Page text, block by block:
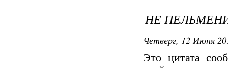
НЕ
Четверг, 12 Июня
Это цитата